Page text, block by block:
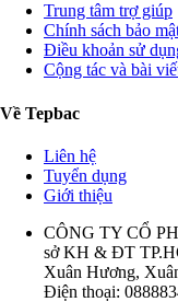
Trung tâm trợ giúp
Chính sách bảo
Điều khoản sử
Cộng tác và bài
Về Tepbac
Liên hệ
Tuyển dụng
Giới thiệu
CÔNG TY CỔ
sở KH & ĐT
Xuân Hương,
Điện thoại: